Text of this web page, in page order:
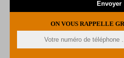
ON VOUS RAPPELLE